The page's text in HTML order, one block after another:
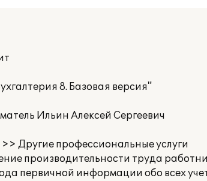
8. Базовая версия"
Ильин Алексей Сергеевич
Другие профессиональные услуги
производительности труда
первичной информации обо всех